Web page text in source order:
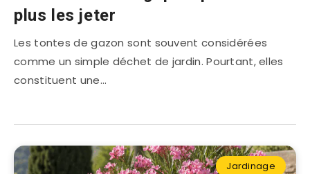
plus les jeter
Les tontes de gazon sont souvent considérées
comme un simple déchet de jardin. Pourtant, elles
constituent une…
Jardinage